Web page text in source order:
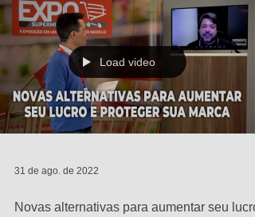
Load video
31 de ago. de 2022
Novas alternativas para aumentar seu lucro